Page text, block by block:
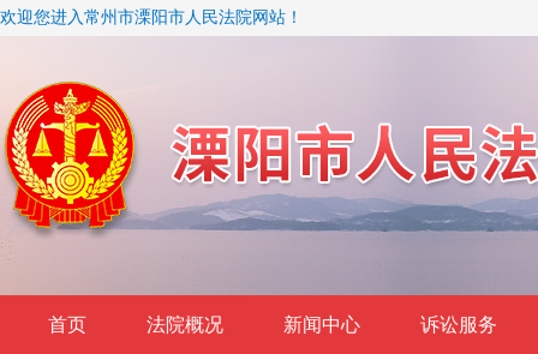
欢迎您进入常州市溧阳市人民法院网站！
首页 法院概况 新闻中心 诉讼服务